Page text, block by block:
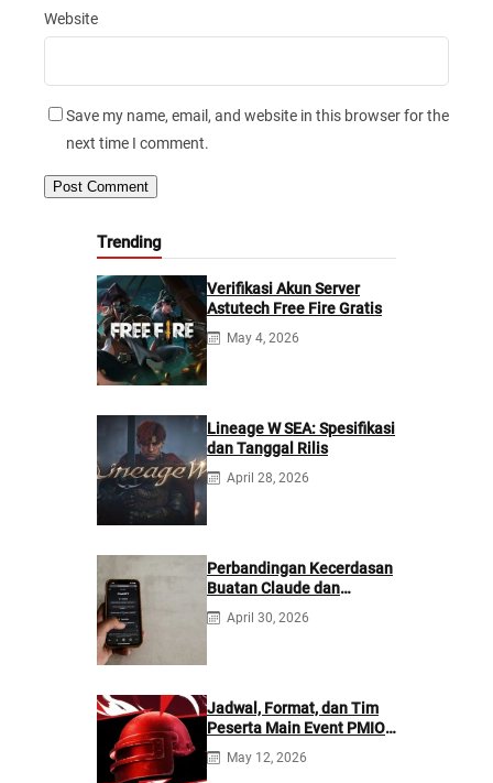
Website
Save my name, email, and website in this browser for the
next time I comment.
Trending
Verifikasi Akun Server
Astutech Free Fire Gratis
May 4, 2026
Lineage W SEA: Spesifikasi
dan Tanggal Rilis
April 28, 2026
Perbandingan Kecerdasan
Buatan Claude dan
ChatGPT: Mana yang
Lebih Baik?
April 30, 2026
Jadwal, Format, dan Tim
Peserta Main Event PMIO
2026
May 12, 2026